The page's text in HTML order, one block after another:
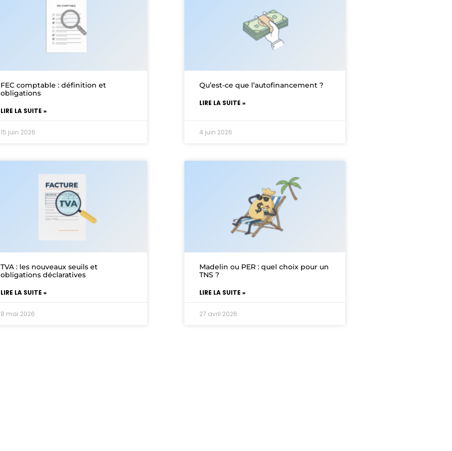
FEC comptable : définition et
obligations
LIRE LA SUITE »
15 juin 2026
Qu’est-ce que l’autofinancement ?
LIRE LA SUITE »
4 juin 2026
TVA : les nouveaux seuils et
obligations déclaratives
LIRE LA SUITE »
8 mai 2026
Madelin ou PER : quel choix pour un
TNS ?
LIRE LA SUITE »
27 avril 2026